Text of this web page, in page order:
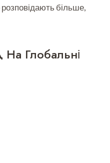
більше,
Глобальні